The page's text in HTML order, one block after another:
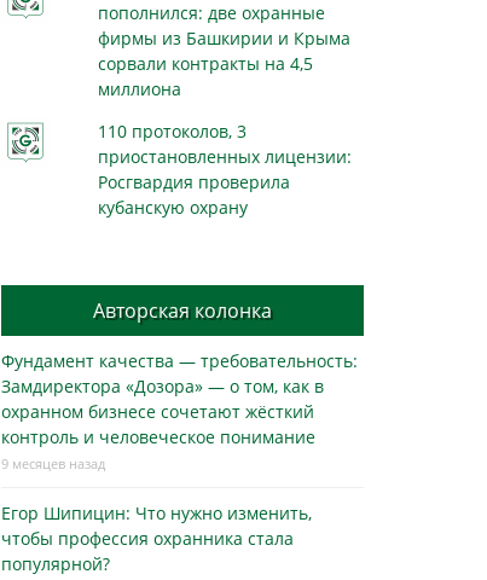
пополнился: две охранные
фирмы из Башкирии и Крыма
сорвали контракты на 4,5
миллиона
110 протоколов, 3
приостановленных лицензии:
Росгвардия проверила
кубанскую охрану
Авторская колонка
Фундамент качества — требовательность:
Замдиректора «Дозора» — о том, как в
охранном бизнесe сочетают жёсткий
контроль и человеческое понимание
9 месяцев назад
Егор Шипицин: Что нужно изменить,
чтобы профессия охранника стала
популярной?